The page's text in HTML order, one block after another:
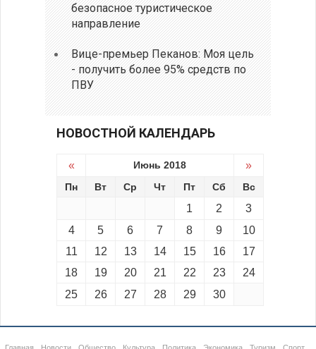
безопасное туристическое
направление
Вице-премьер Пеканов: Моя цель
- получить более 95% средств по
ПВУ
НОВОСТНОЙ КАЛЕНДАРЬ
« Июнь 2018 »
Пн Вт Ср Чт Пт Сб Вс
1 2
3
4
5 6 7 8 9
10
11
12 13 14 15 16
17
18
19 20 21 22 23
24
25
26 27 28 29 30